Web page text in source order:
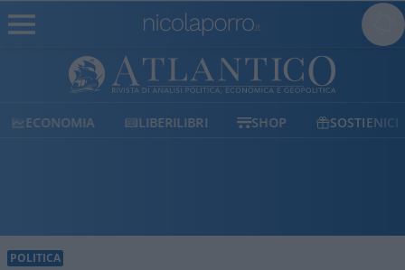
ECONOMIA LIBERILIBRI SHOP SOSTIENICI
POLITICA